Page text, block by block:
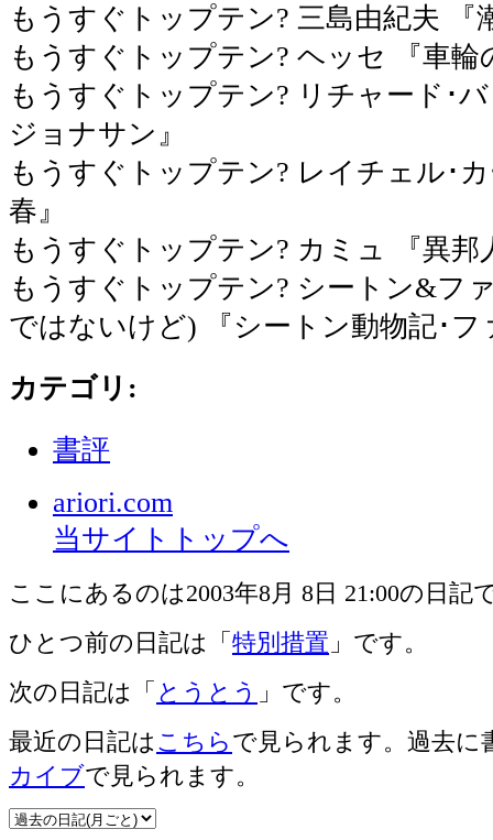
もうすぐトップテン? 三島由紀夫 『
もうすぐトップテン? ヘッセ 『車輪
もうすぐトップテン? リチャード･
ジョナサン』
もうすぐトップテン? レイチェル･
春』
もうすぐトップテン? カミュ 『異邦
もうすぐトップテン? シートン&フ
ではないけど) 『シートン動物記･フ
カテゴリ :
書評
ariori.com
当サイトトップへ
ここにあるのは2003年8月 8日 21:00の日記
ひとつ前の日記は「 特別措置 」です。
次の日記は「 とうとう 」です。
最近の日記は こちら で見られます。過去に
カイブで見られます。